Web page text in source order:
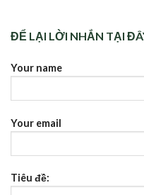
ĐỂ LẠI LỜI NHẮN TẠI
Your name
Your email
Tiêu đề: